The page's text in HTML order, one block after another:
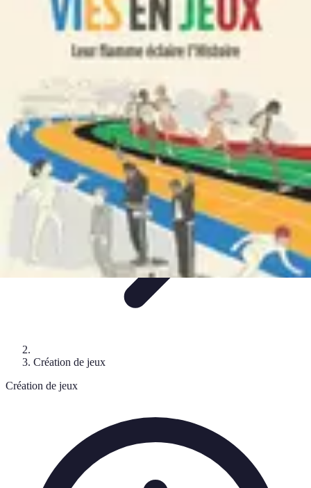
Règles et Jeux
Jeux de société Astuces et conseils Création de JeuxJeux de
Création de jeux
Création de jeux
Création de jeux